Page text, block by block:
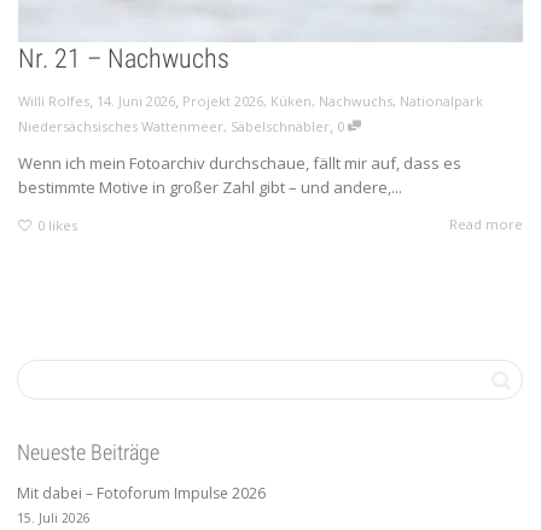
Nr. 21 – Nachwuchs
Willi Rolfes, 14. Juni 2026, Projekt 2026, Küken, Nachwuchs, Nationalpark
Niedersächsisches Wattenmeer, Säbelschnäbler, 0
Wenn ich mein Fotoarchiv durchschaue, fällt mir auf, dass es
bestimmte Motive in großer Zahl gibt – und andere,...
0 likes Read more
Neueste Beiträge
Mit dabei – Fotoforum Impulse 2026
15. Juli 2026